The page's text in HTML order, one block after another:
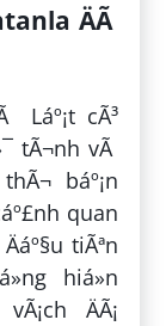
ÄÃ
Láº¡t cÃ³
tÃ¬nh vÃ
báº¡n
quan
tiÃªn
hiá»n
ÄÃ¡